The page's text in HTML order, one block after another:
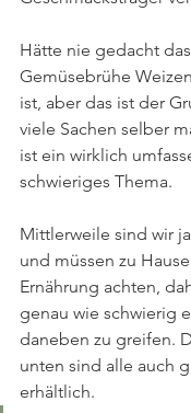
Hätte nie gedacht
Gemüsebrühe
ist, aber das ist der
viele Sachen selber
ist ein wirklich
schwieriges Thema.
Mittlerweile sind wir
und müssen zu
Ernährung achten,
genau wie schwierig
daneben zu greifen.
unten sind alle auch
erhältlich.